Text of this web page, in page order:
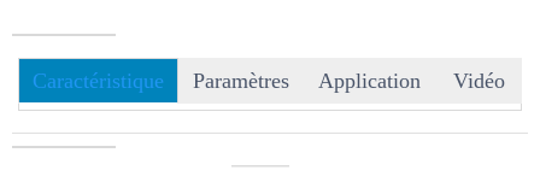
Caractéristique Paramètres Application Vidéo
———